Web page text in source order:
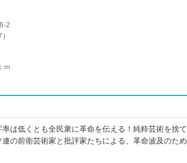
2
）
ｍ
は低くとも全民衆に革命を伝える！純粋芸術を捨て
の前衛芸術家と批評家たちによる、革命波及のため